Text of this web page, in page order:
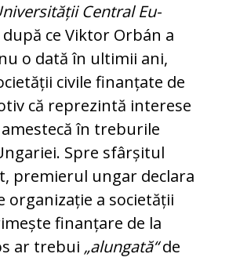
Central Eu­
după ce Viktor Orbán a
o dată în ultimii ani,
civile finanțate de
că reprezintă interese
în treburile
Spre sfârșitul
premierul ungar declara
organizație a societății
finanțare de la
ar trebui „alungată“de